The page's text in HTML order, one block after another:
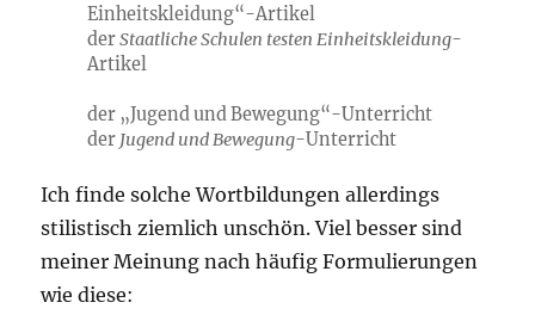
Einheitskleidung“-Artikel
derStaatliche Schulen testen Einheitskleidung-
Artikel
der „Jugend und Bewegung“-Unterricht
der Jugend und Bewegung-Unterricht
Ich finde solche Wortbildungen allerdings
stilistisch ziemlich unschön. Viel besser sind
meiner Meinung nach häufig Formulierungen
wie diese: